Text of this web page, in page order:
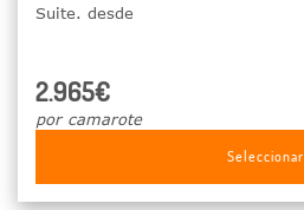
Suite. desde
2.965€
por camarote
Seleccionar